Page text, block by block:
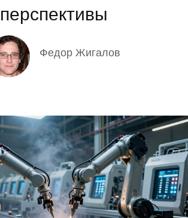
перспективы
Федор Жигалов